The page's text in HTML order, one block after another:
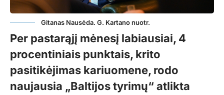
Gitanas Nausėda. G. Kartano nuotr.
Per pastarąjį mėnesį labiausiai, 4
procentiniais punktais, krito
pasitikėjimas kariuomene, rodo
naujausia „Baltijos tyrimų“ atlikta